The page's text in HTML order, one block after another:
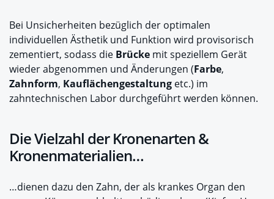
Bei Unsicherheiten bezüglich der optimalen
individuellen Ästhetik und Funktion wird provisorisch
zementiert, sodass die Brücke mit speziellem Gerät
wieder abgenommen und Änderungen (Farbe,
Zahnform, Kauflächengestaltung etc.) im
zahntechnischen Labor durchgeführt werden können.
Die Vielzahl der Kronenarten &
Kronenmaterialien…
…dienen dazu den Zahn, der als krankes Organ den